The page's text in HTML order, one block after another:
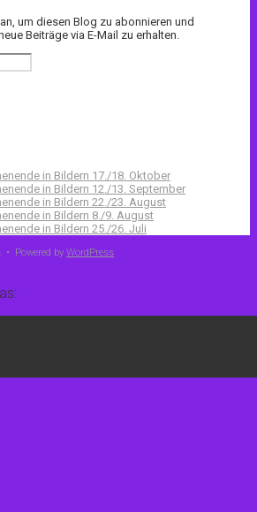
um diesen Blog zu abonnieren und
Beiträge via E-Mail zu erhalten.
in Bildern 17./18. Oktober
in Bildern 12./13. September
in Bildern 22./23. August
in Bildern 8./9. August
in Bildern 25./26. Juli
• Powered by WordPress